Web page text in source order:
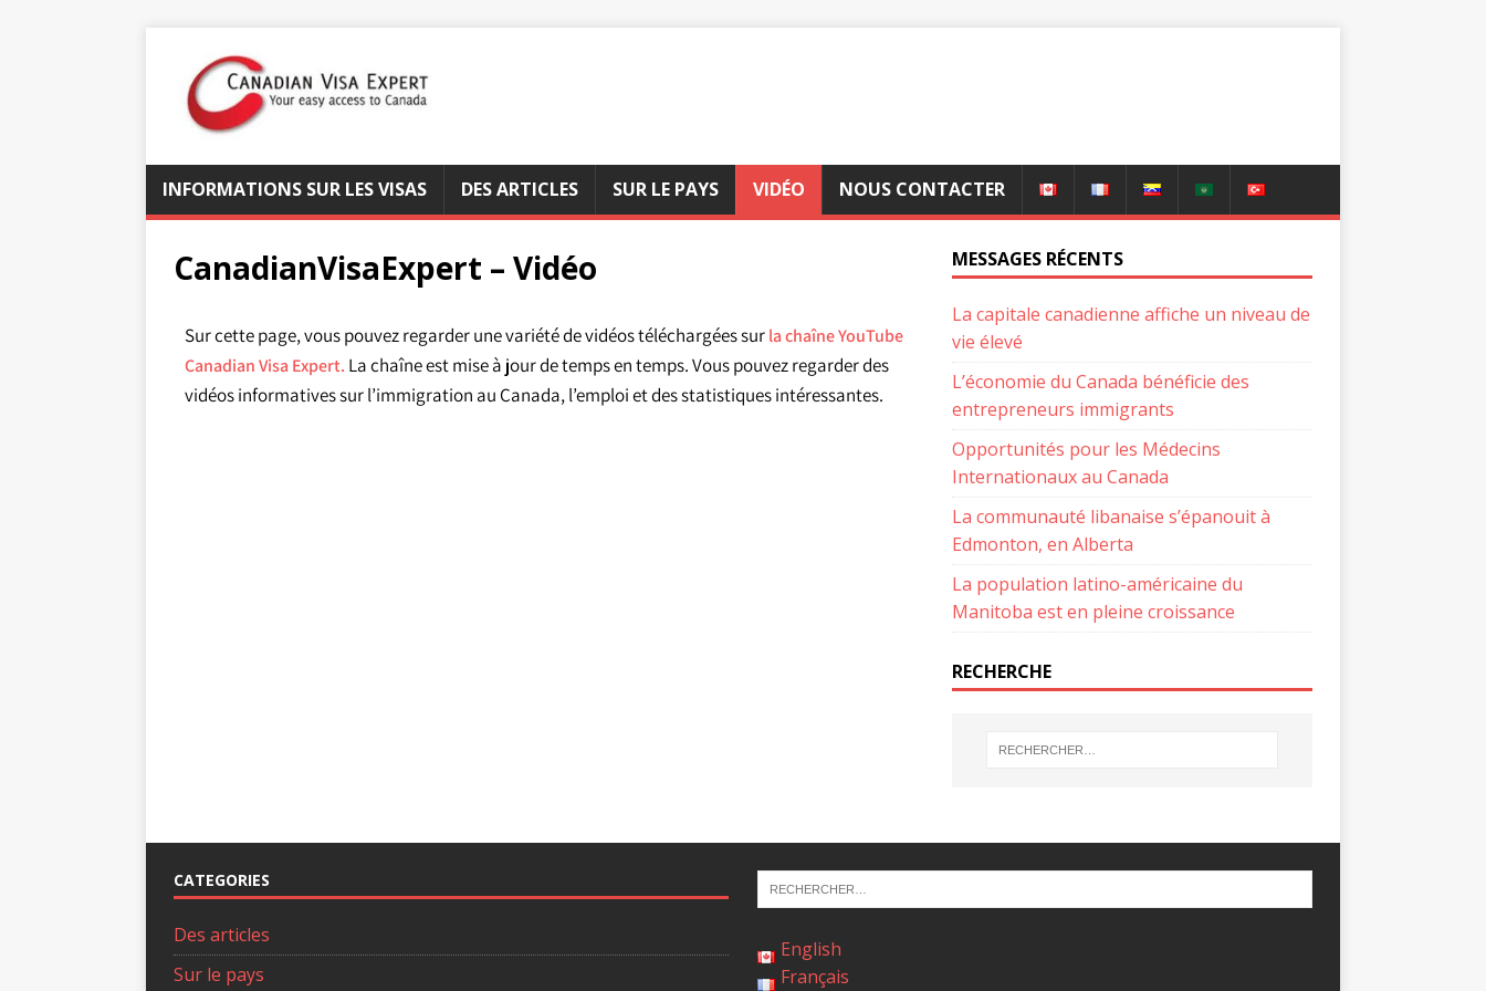
INFORMATIONS SUR LES VISAS DES ARTICLES SUR LE PAYS VIDÉO NOUS CONTACTER
CanadianVisaExpert – Vidéo
Sur cette page, vous pouvez regarder une variété de vidéos téléchargées surla chaîne YouTube
Canadian Visa Expert. La chaîne est mise à jour de temps en temps. Vous pouvez regarder des
vidéos informatives sur l’immigration au Canada, l’emploi et des statistiques intéressantes.
MESSAGES RÉCENTS
La capitale canadienne affiche un niveau de
vie élevé
L’économie du Canada bénéficie des
entrepreneurs immigrants
Opportunités pour les Médecins
Internationaux au Canada
La communauté libanaise s’épanouit à
Edmonton, en Alberta
La population latino-américaine du
Manitoba est en pleine croissance
RECHERCHE
CATEGORIES
Des articles
Sur le pays
English
Français